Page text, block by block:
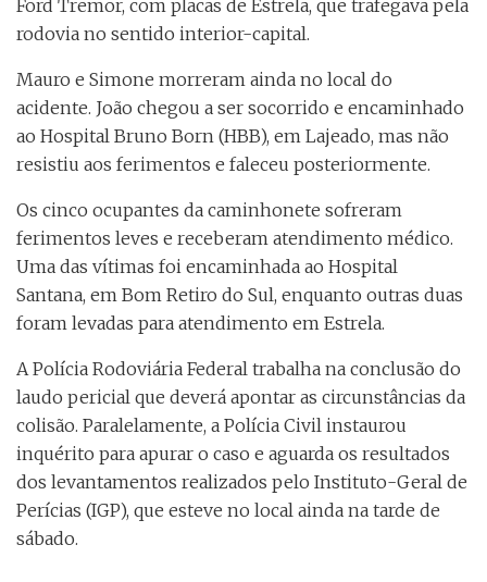
Ford Tremor, com placas de Estrela, que trafegava pela
rodovia no sentido interior-capital.
Mauro e Simone morreram ainda no local do
acidente. João chegou a ser socorrido e encaminhado
ao Hospital Bruno Born (HBB), em Lajeado, mas não
resistiu aos ferimentos e faleceu posteriormente.
Os cinco ocupantes da caminhonete sofreram
ferimentos leves e receberam atendimento médico.
Uma das vítimas foi encaminhada ao Hospital
Santana, em Bom Retiro do Sul, enquanto outras duas
foram levadas para atendimento em Estrela.
A Polícia Rodoviária Federal trabalha na conclusão do
laudo pericial que deverá apontar as circunstâncias da
colisão. Paralelamente, a Polícia Civil instaurou
inquérito para apurar o caso e aguarda os resultados
dos levantamentos realizados pelo Instituto-Geral de
Perícias (IGP), que esteve no local ainda na tarde de
sábado.